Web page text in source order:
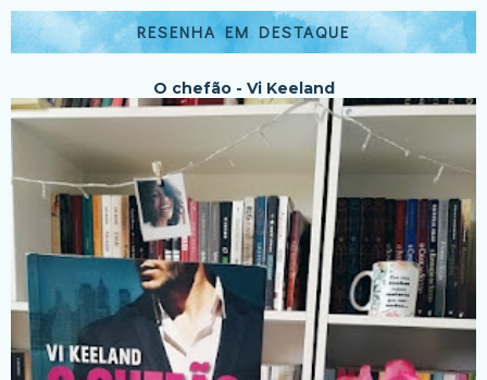
RESENHA EM DESTAQUE
O chefão - Vi Keeland